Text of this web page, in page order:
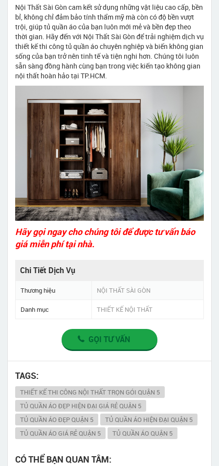
Nội Thất Sài Gòn cam kết sử dụng những vật liệu cao cấp, bền
bỉ, không chỉ đảm bảo tính thẩm mỹ mà còn có độ bền vượt
trội, giúp tủ quần áo của bạn luôn mới mẻ và bền đẹp theo
thời gian. Hãy đến với Nội Thất Sài Gòn để trải nghiệm dịch vụ
thiết kế thi công tủ quần áo chuyên nghiệp và biến không gian
sống của bạn trở nên tinh tế và tiện nghi hơn. Chúng tôi luôn
sẵn sàng đồng hành cùng bạn trong việc kiến tạo không gian
nội thất hoàn hảo tại TP.HCM.
Hãy gọi ngay cho chúng tôi để được tư vấn báo
giá miễn phí tại nhà.
Chi Tiết Dịch Vụ
Thương hiệu NỘI THẤT SÀI GÒN
Danh mục THIẾT KẾ NỘI THẤT
GỌI TƯ VẤN
TAGS:
THIẾT KẾ THI CÔNG NỘI THẤT TRỌN GÓI QUẬN 5
TỦ QUẦN ÁO ĐẸP HIỆN ĐẠI GIÁ RẺ QUẬN 5
TỦ QUẦN ÁO ĐẸP QUẬN 5
TỦ QUẦN ÁO HIỆN ĐẠI QUẬN 5
TỦ QUẦN ÁO GIÁ RẺ QUẬN 5
TỦ QUẦN ÁO QUẬN 5
CÓ THỂ BẠN QUAN TÂM: